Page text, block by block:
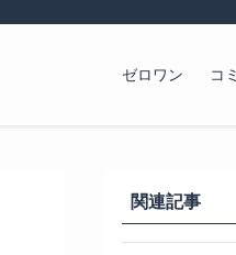
ゼロワン コ
関連記事